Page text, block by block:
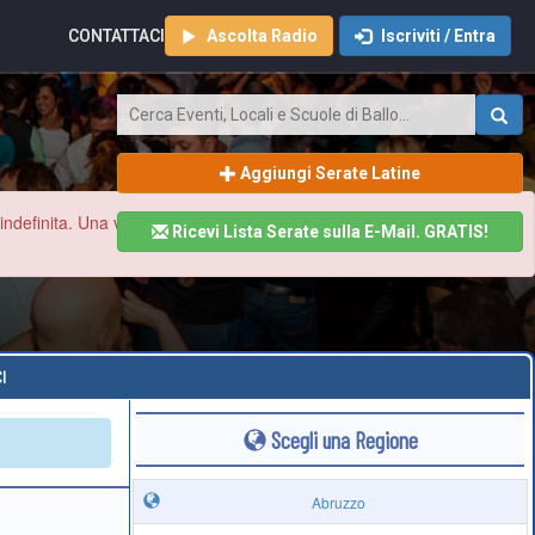
CONTATTACI Ascolta Radio Iscriviti / Entra
Una volta ristabilita la normalità aggiorneremo tutto il sito
Aggiungi Serate Latine
Ricevi Lista Serate sulla E-Mail. GRATIS!
Scegli una Regione
Abruzzo